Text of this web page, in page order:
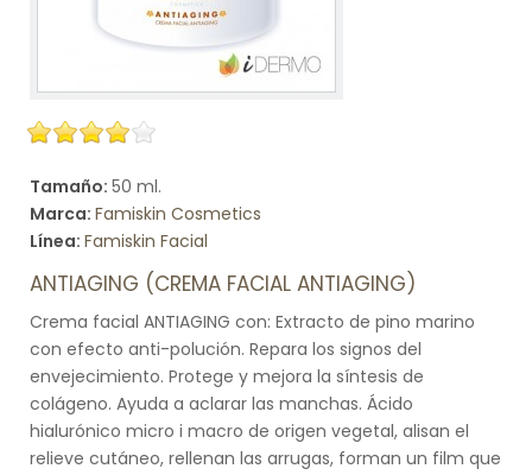
Tamaño: 50 ml.
Marca: Famiskin Cosmetics
Línea: Famiskin Facial
ANTIAGING (CREMA FACIAL ANTIAGING)
Crema facial ANTIAGING con: Extracto de pino marino
con efecto anti-polución. Repara los signos del
envejecimiento. Protege y mejora la síntesis de
colágeno. Ayuda a aclarar las manchas. Ácido
hialurónico micro i macro de origen vegetal, alisan el
relieve cutáneo, rellenan las arrugas, forman un film que